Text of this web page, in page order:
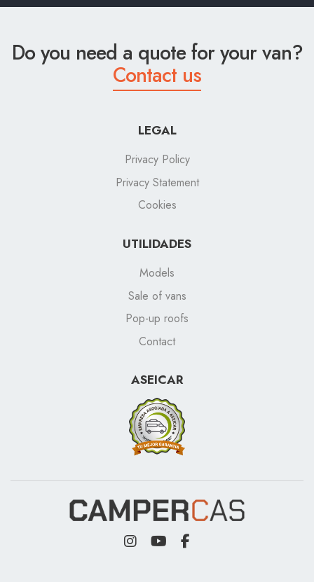
Do you need a quote for your van?
Contact us
LEGAL
Privacy Policy
Privacy Statement
Cookies
UTILIDADES
Models
Sale of vans
Pop-up roofs
Contact
ASEICAR